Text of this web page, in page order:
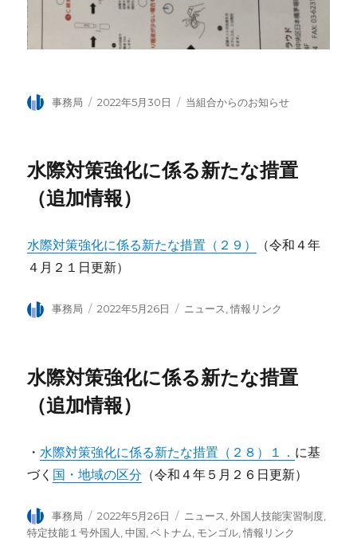
投
事務局
投
2022年5月30日
カ
ー
当組合からのお知らせ
水際対策強化に係る新たな措置
（追加情報）
水際対策強化に係る新たな措置（２９）
（令和４年
４月２１日更新）
投
事務局
投
2022年5月26日
カ
ー
ニュース,情報リンク
水際対策強化に係る新たな措置
（追加情報）
・ 水際対策強化に係る新たな措置（２８）１． に基
づく 国・地域の区分 （令和４年５月２６日更新）
投
稿
事務局
投
稿
2022年5月26日
カ
テ
ニュース ,外国人技能実習制度
特定技能１号外国人 ,中国 ,ベトナム モンゴル ,情報リンク